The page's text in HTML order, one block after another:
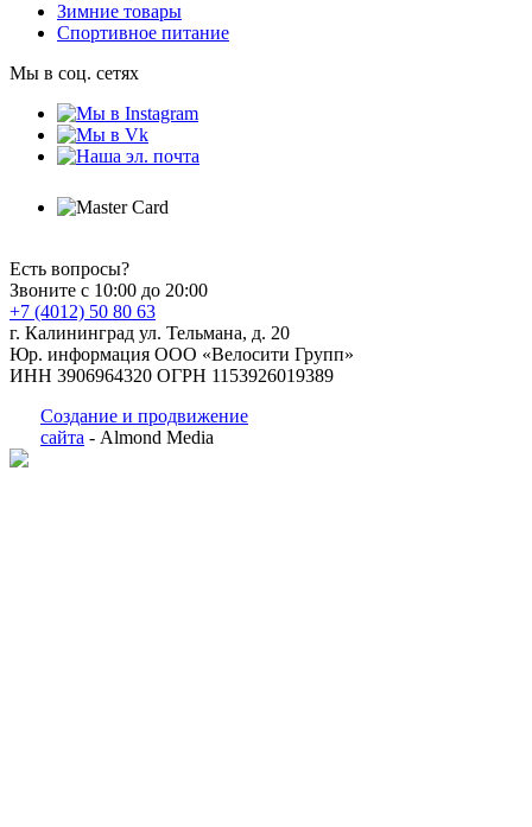
Зимние товары
Спортивное питание
Мы в соц. сетях
Есть вопросы?
Звоните с 10:00 до 20:00
+7 (4012) 50 80 63
г. Калининград ул. Тельмана, д. 20
Юр. информация ООО «Велосити Групп»
ИНН 3906964320 ОГРН 1153926019389
Создание и продвижение
сайта - Almond Media